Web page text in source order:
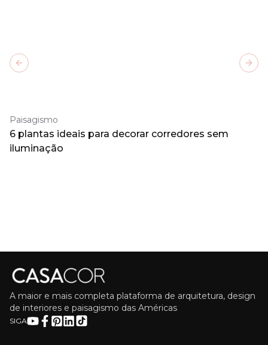
Paisagismo
6 plantas ideais para decorar corredores sem
iluminação
Previous slide
A maior e mais completa plataforma de arquitetura, design
de interiores e paisagismo das Américas
SIGA